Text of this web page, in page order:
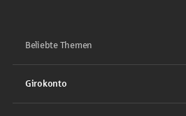
Beliebte Themen
Girokonto